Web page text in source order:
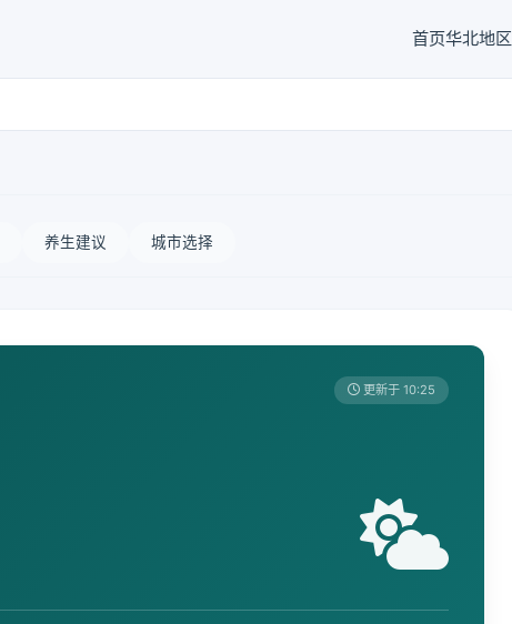
首页华北地区
养生建议 城市选择
更新于 10:25